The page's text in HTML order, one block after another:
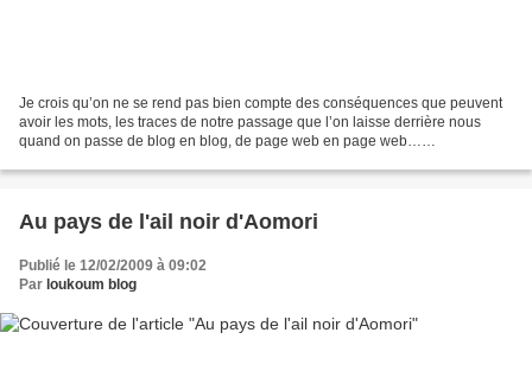
Je crois qu’on ne se rend pas bien compte des conséquences que peuvent
avoir les mots, les traces de notre passage que l’on laisse derrière nous
quand on passe de blog en blog, de page web en page web…
Au pays de l'ail noir d'Aomori
Publié le 12/02/2009 à 09:02
Par loukoum blog